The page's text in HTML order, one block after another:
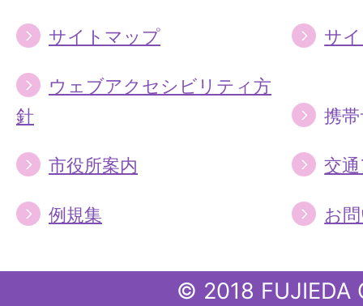
サイトマップ サ
ウェブアクセシビリティ方
針
携
市役所案内 交
例規集 お
© 2018 FUJIEDA